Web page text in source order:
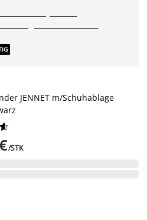
JENNET m/Schuhablage


/STK